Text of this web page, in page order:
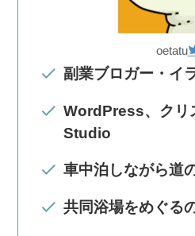
oetatu
副業ブロガー・イ
WordPress、クリ
Studio
車中泊しながら道
共同浴場をめぐる